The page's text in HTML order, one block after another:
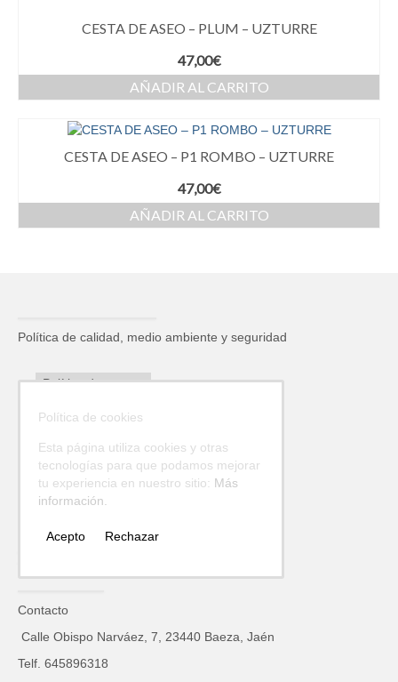
CESTA DE ASEO – PLUM – UZTURRE
47,00€
AÑADIR AL CARRITO
CESTA DE ASEO – P1 ROMBO – UZTURRE
47,00€
AÑADIR AL CARRITO
Política de calidad, medio ambiente y seguridad
Política de
Cookies
Avisos Legales
Envíos y
Contacto
Calle Obispo Narváez, 7, 23440 Baeza, Jaén
Telf. 645896318
Política de cookies
Esta página utiliza cookies y otras
tecnologías para que podamos mejorar
tu experiencia en nuestro sitio: Más
información.
Acepto Rechazar